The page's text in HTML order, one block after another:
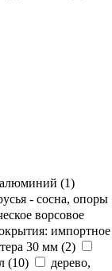
алюминий (1)
- сосна, опоры
ворсовое
импортное
30 мм (2)
(10)
дерево,